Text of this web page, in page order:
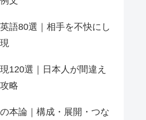
英語80選｜相手を不快にし
120選｜日本人が間違え
略
本論｜構成・展開・つな